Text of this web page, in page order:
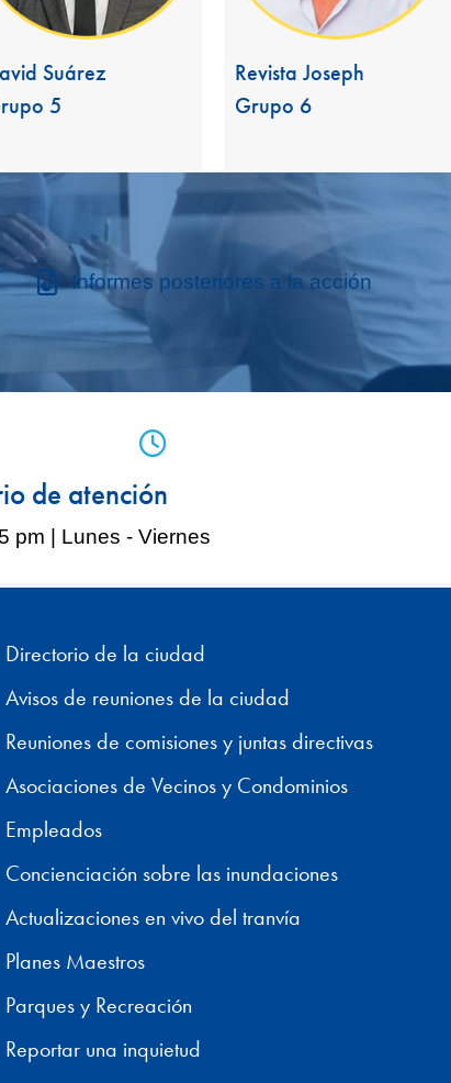
Suárez
5
Revista Joseph
Grupo 6
Informes posteriores a la acción
icono de teléfono móvil
de atención
pm | Lunes - Viernes
Directorio de la ciudad
Avisos de reuniones de la ciudad
Reuniones de comisiones y juntas directivas
Asociaciones de Vecinos y Condominios
Empleados
Concienciación sobre las inundaciones
Actualizaciones en vivo del tranvía
Planes Maestros
Parques y Recreación
Reportar una inquietud